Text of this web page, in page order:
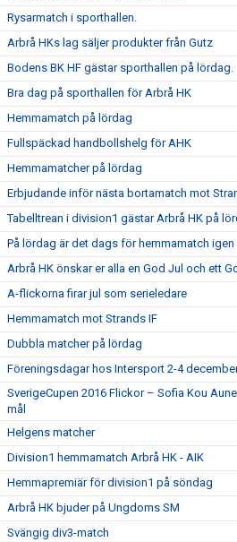
Rysarmatch i sporthallen.
Arbrå HKs lag säljer produkter från Gutz
Bodens BK HF gästar sporthallen på lördag.
Bra dag på sporthallen för Arbrå HK
Hemmamatch på lördag
Fullspäckad handbollshelg för AHK
Hemmamatcher på lördag
Erbjudande inför nästa bortamatch mot
Tabelltrean i division1 gästar Arbrå HK på
På lördag är det dags för hemmamatch igen
Arbrå HK önskar er alla en God Jul och ett
A-flickorna firar jul som serieledare
Hemmamatch mot Strands IF
Dubbla matcher på lördag
Föreningsdagar hos Intersport 2-4
SverigeCupen 2016 Flickor – Sofia Kou
mål
Helgens matcher
Division1 hemmamatch Arbrå HK - AIK
Hemmapremiär för division1 på söndag
Arbrå HK bjuder på Ungdoms SM
Svängig div3-match